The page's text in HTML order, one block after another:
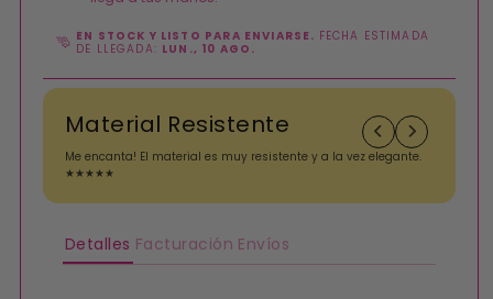
EN STOCK Y LISTO PARA ENVIARSE. FECHA ESTIMADA
DE LLEGADA: LUN., 10 AGO.
Material Resistente
Me encanta! El material es muy resistente y a la vez elegante.
★★★★★
Detalles Facturación Envíos